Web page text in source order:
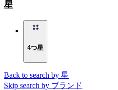
星
4つ星
Back to search by 星
Skip search by ブランド